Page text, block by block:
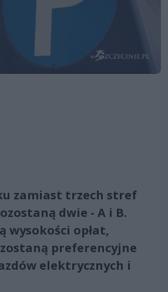
zamiast trzech stref
dwie - A i B.
wysokości opłat,
preferencyjne
elektrycznych i